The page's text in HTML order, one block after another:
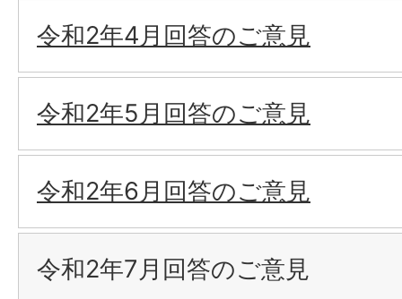
令和2年4月回答のご意見
令和2年5月回答のご意見
令和2年6月回答のご意見
令和2年7月回答のご意見